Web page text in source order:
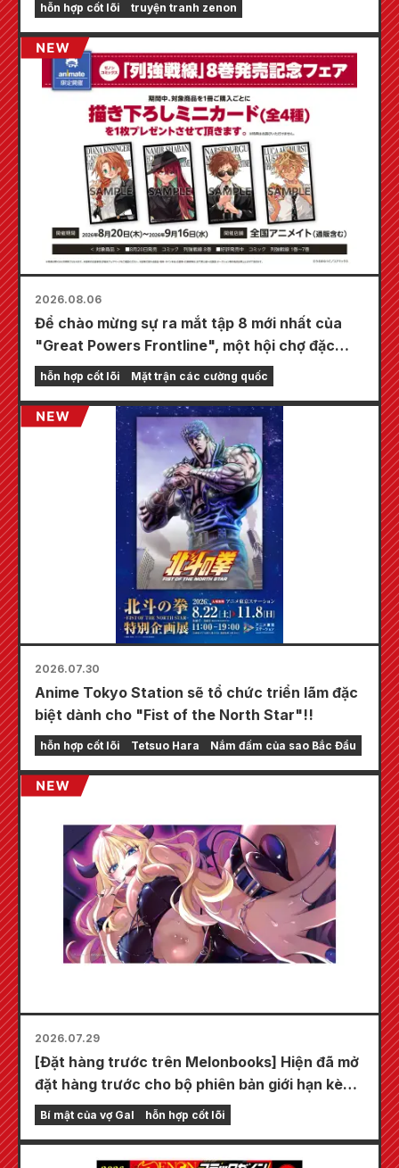
hỗn hợp cốt lõi truyện tranh zenon
2026.08.06
Để chào mừng sự ra mắt tập 8 mới nhất của
"Great Powers Frontline", một hội chợ đặc
biệt sẽ được tổ chức tại các cửa hàng
Animate trên toàn quốc bắt đầu từ ngày 20
tháng 8, nơi bạn có thể nhận được một tấm
thẻ mini được vẽ đặc biệt (tổng cộng 4 loại)!
hỗn hợp cốt lõi Mặt trận các cường quốc
2026.07.30
Anime Tokyo Station sẽ tổ chức triển lãm đặc
biệt dành cho "Fist of the North Star"!!
hỗn hợp cốt lõi Tetsuo Hara Nắm đấm của sao Bắc Đẩu
2026.07.29
[Đặt hàng trước trên Melonbooks] Hiện đã mở
đặt hàng trước cho bộ phiên bản giới hạn kèm
thảm chơi đặc biệt với hình minh họa tuyệt đẹp
về Fuyuki Tojo do Kudou vẽ! Tập 6 mới nhất
Bí mật của vợ Gal hỗn hợp cốt lõi